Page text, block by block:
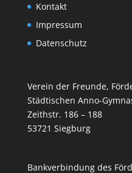
Kontakt
Impressum
Datenschutz
Verein der Freunde,
Städtischen Anno-
Zeithstr. 186 – 188
53721 Siegburg
Bankverbindung des